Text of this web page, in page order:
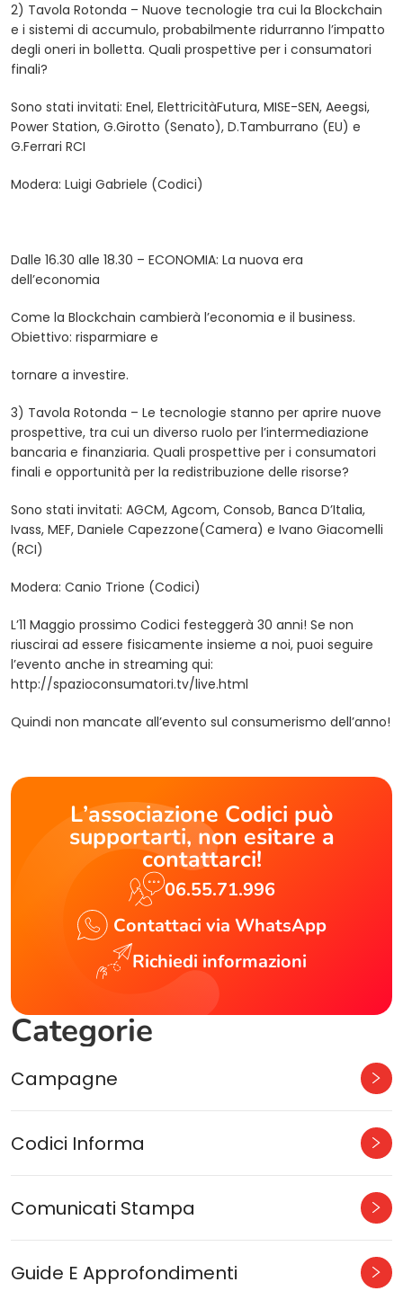
2) Tavola Rotonda – Nuove tecnologie tra cui la Blockchain
e i sistemi di accumulo, probabilmente ridurranno l’impatto
degli oneri in bolletta. Quali prospettive per i consumatori
finali?
Sono stati invitati: Enel, ElettricitàFutura, MISE-SEN, Aeegsi,
Power Station, G.Girotto (Senato), D.Tamburrano (EU) e
G.Ferrari RCI
Modera: Luigi Gabriele (Codici)
Dalle 16.30 alle 18.30 – ECONOMIA: La nuova era
dell’economia
Come la Blockchain cambierà l’economia e il business.
Obiettivo: risparmiare e
tornare a investire.
3) Tavola Rotonda – Le tecnologie stanno per aprire nuove
prospettive, tra cui un diverso ruolo per l’intermediazione
bancaria e finanziaria. Quali prospettive per i consumatori
finali e opportunità per la redistribuzione delle risorse?
Sono stati invitati: AGCM, Agcom, Consob, Banca D’Italia,
Ivass, MEF, Daniele Capezzone(Camera) e Ivano Giacomelli
(RCI)
Modera: Canio Trione (Codici)
L’11 Maggio prossimo Codici festeggerà 30 anni! Se non
riuscirai ad essere fisicamente insieme a noi, puoi seguire
l’evento anche in streaming qui:
http://spazioconsumatori.tv/live.html
Quindi non mancate all’evento sul consumerismo dell’anno!
L’associazione Codici può
supportarti, non esitare a
contattarci!
06.55.71.996
Contattaci via WhatsApp
Richiedi informazioni
Categorie
Campagne
Codici Informa
Comunicati Stampa
Guide E Approfondimenti